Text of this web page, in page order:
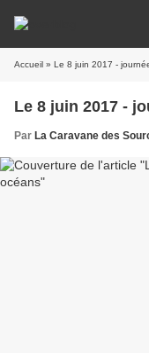
Accueil » Le 8 juin 2017 -
Le 8 juin 2017 -
Par La Caravane des